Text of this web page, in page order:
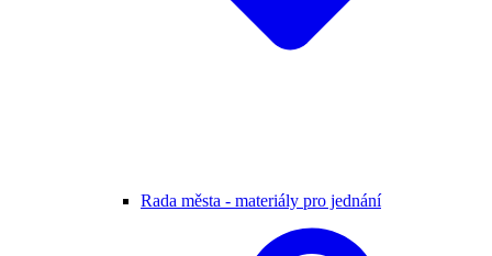
Rada města - materiály pro jednání